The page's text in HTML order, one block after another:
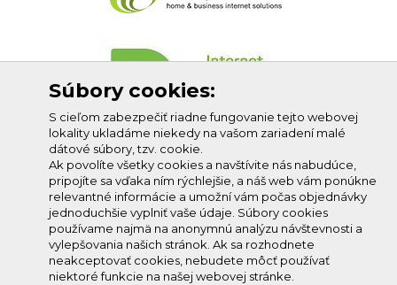
Súbory cookies:
S cieľom zabezpečiť riadne fungovanie tejto webovej
lokality ukladáme niekedy na vašom zariadení malé
dátové súbory, tzv. cookie.
Ak povolíte všetky cookies a navštívite nás nabudúce,
pripojíte sa vďaka ním rýchlejšie, a náš web vám ponúkne
relevantné informácie a umožní vám počas objednávky
jednoduchšie vyplniť vaše údaje. Súbory cookies
používame najmä na anonymnú analýzu návštevnosti a
vylepšovania našich stránok. Ak sa rozhodnete
neakceptovať cookies, nebudete môcť používať
niektoré funkcie na našej webovej stránke.